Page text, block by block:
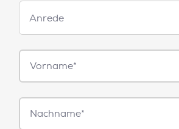
Anrede
Anrede
Vorname*
Nachname*